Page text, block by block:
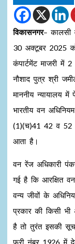
विकासनगर– कालसी
30 अक्टूबर 2025
कंपार्टमेंट माजरी
नौशाद पुत्र श्री
माननीय न्यायालय में
भारतीय वन
(1)(च)41 42 व 52
आता है।
वन रेंज अधिकारी
गई है कि आरक्षित
वन्य जीवों के
प्रकार की किसी भी
है तो तुरंत इसकी
फ्री नंबर 1926 में